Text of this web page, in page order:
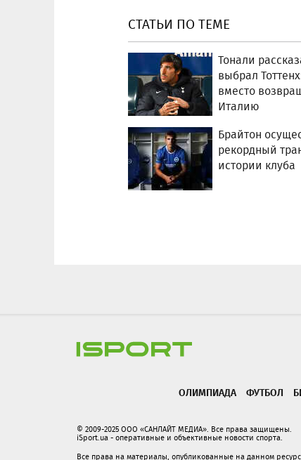
СТАТЬИ ПО ТЕМЕ
Тонали
выбрал
вместо
Италию
Брайтон
рекордный
истории клуба
ОЛИМПИАДА ФУТБОЛ
© 2009-2025 ООО «САНЛАЙТ МЕДИА». Все права защищены.
iSport.ua - оперативные и объективные новости спорта.
Все права на материалы, опубликованные на данном